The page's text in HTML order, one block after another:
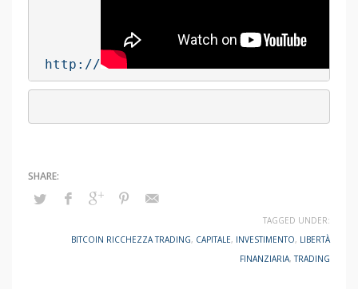
http://
TAGGED UNDER:
BITCOIN RICCHEZZA TRADING, CAPITALE, INVESTIMENTO, LIBERTÀ
FINANZIARIA,TRADING